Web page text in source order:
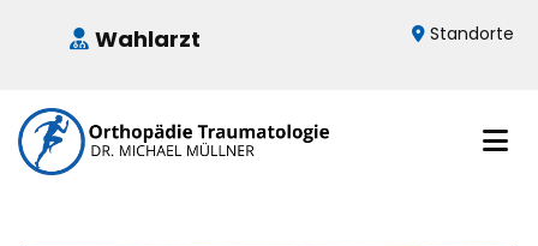
 Wahlarzt  Standorte